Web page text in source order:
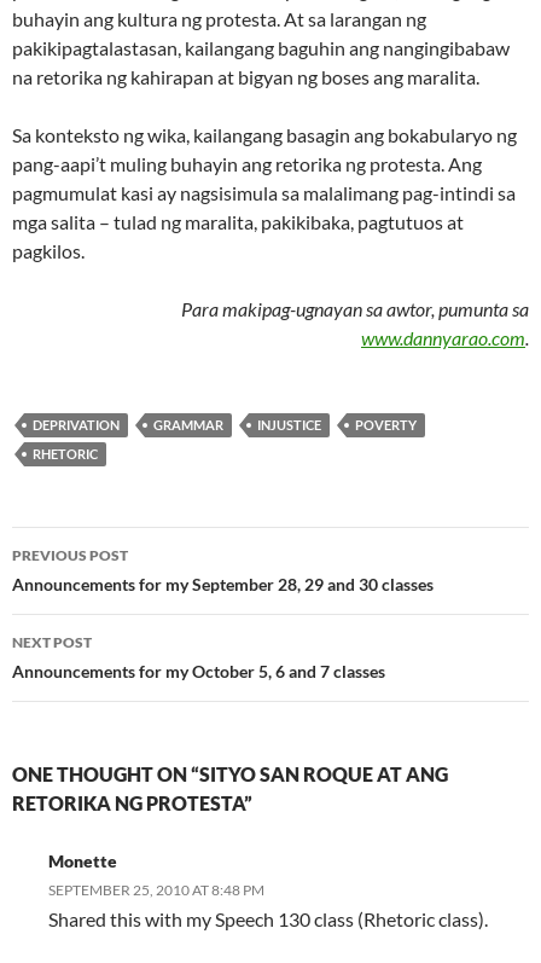
buhayin ang kultura ng protesta. At sa larangan ng
pakikipagtalastasan, kailangang baguhin ang nangingibabaw
na retorika ng kahirapan at bigyan ng boses ang maralita.
Sa konteksto ng wika, kailangang basagin ang bokabularyo ng
pang-aapi’t muling buhayin ang retorika ng protesta. Ang
pagmumulat kasi ay nagsisimula sa malalimang pag-intindi sa
mga salita – tulad ng maralita, pakikibaka, pagtutuos at
pagkilos.
Para makipag-ugnayan sa awtor, pumunta sa
www.dannyarao.com.
DEPRIVATION GRAMMAR INJUSTICE
POVERTY
RHETORIC
Post
navigation
PREVIOUS POST
Announcements for my September 28, 29 and 30 classes
NEXT POST
Announcements for my October 5, 6 and 7 classes
ONE THOUGHT ON “SITYO SAN ROQUE AT ANG
RETORIKA NG PROTESTA”
Monette
SEPTEMBER 25, 2010 AT 8:48 PM
Shared this with my Speech 130 class (Rhetoric class).